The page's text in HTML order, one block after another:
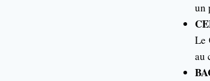
un
Le
au